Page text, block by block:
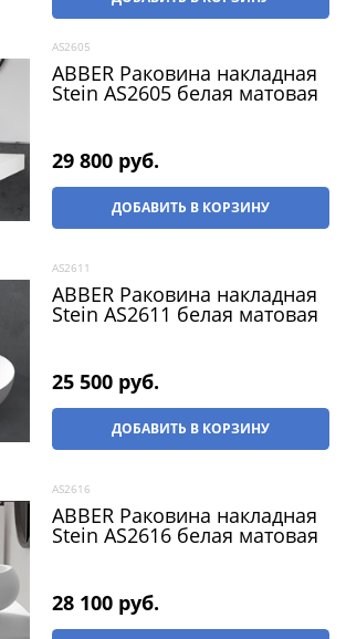
AS2605
ABBER Раковина накладная
Stein AS2605 белая матовая
29 800 руб.
ДОБАВИТЬ В КОРЗИНУ
AS2611
ABBER Раковина накладная
Stein AS2611 белая матовая
25 500 руб.
ДОБАВИТЬ В КОРЗИНУ
AS2616
ABBER Раковина накладная
Stein AS2616 белая матовая
28 100 руб.